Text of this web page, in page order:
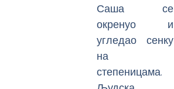
Саша се
окренуо и
угледао сенку
на
степеницама.